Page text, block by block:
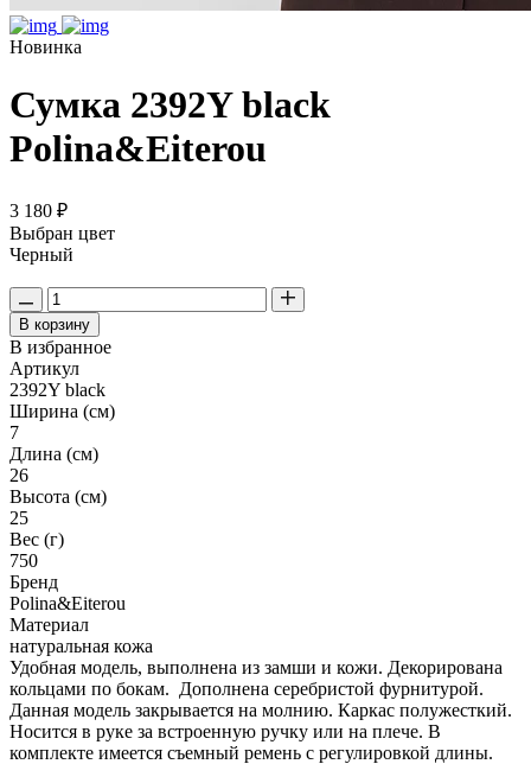
Новинка
Сумка 2392Y black
Polina&Eiterou
3 180 ₽
Выбран цвет
Черный
В корзину
В избранное
Артикул
2392Y black
Ширина (см)
7
Длина (см)
26
Высота (см)
25
Вес (г)
750
Бренд
Polina&Eiterou
Материал
натуральная кожа
Удобная модель, выполнена из замши и кожи. Декорирована
кольцами по бокам. Дополнена серебристой фурнитурой.
Данная модель закрывается на молнию. Каркас полужесткий.
Носится в руке за встроенную ручку или на плече. В
комплекте имеется съемный ремень с регулировкой длины.